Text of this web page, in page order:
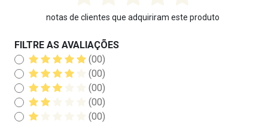
notas de clientes que adquiriram este produto
FILTRE AS AVALIAÇÕES
(00)
(00)
(00)
(00)
(00)